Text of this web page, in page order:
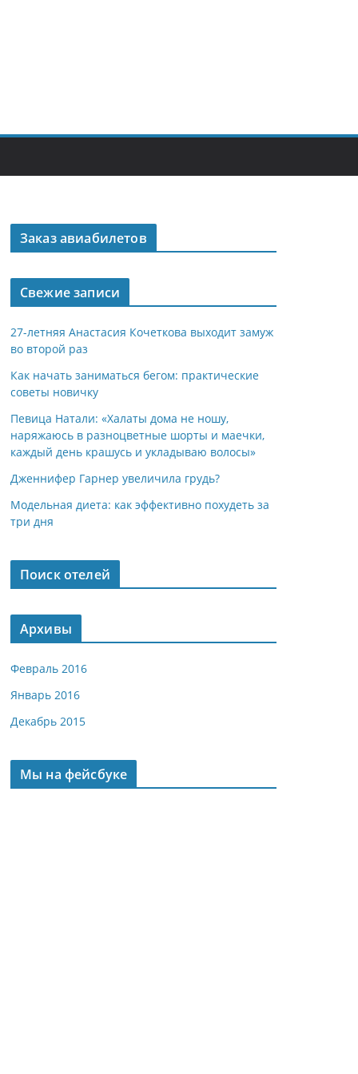
Заказ авиабилетов
Свежие записи
27-летняя Анастасия Кочеткова выходит замуж
во второй раз
Как начать заниматься бегом: практические
советы новичку
Певица Натали: «Халаты дома не ношу,
наряжаюсь в разноцветные шорты и маечки,
каждый день крашусь и укладываю волосы»
Дженнифер Гарнер увеличила грудь?
Модельная диета: как эффективно похудеть за
три дня
Поиск отелей
Архивы
Февраль 2016
Январь 2016
Декабрь 2015
Мы на фейсбуке